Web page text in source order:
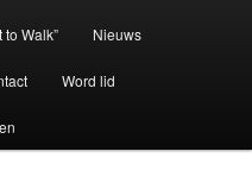
Walk” Nieuws
Word lid